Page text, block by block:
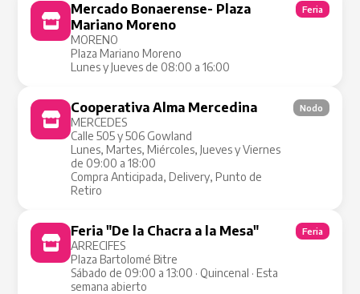
Mercado Bonaerense- Plaza
Mariano Moreno
MORENO
Plaza Mariano Moreno
Lunes y Jueves de 08:00 a 16:00
Feria
Cooperativa Alma Mercedina
MERCEDES
Calle 505 y 506 Gowland
Lunes, Martes, Miércoles, Jueves y Viernes
de 09:00 a 18:00
Compra Anticipada, Delivery, Punto de
Retiro
Nodo
Feria "De la Chacra a la Mesa"
ARRECIFES
Plaza Bartolomé Bitre
Sábado de 09:00 a 13:00 · Quincenal · Esta
semana abierto
Feria